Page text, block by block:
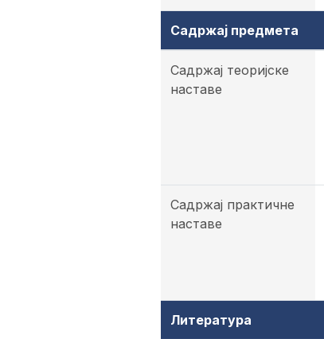
Садржај предмета
Садржај теоријске
наставе
Садржај практичне
наставе
Литература